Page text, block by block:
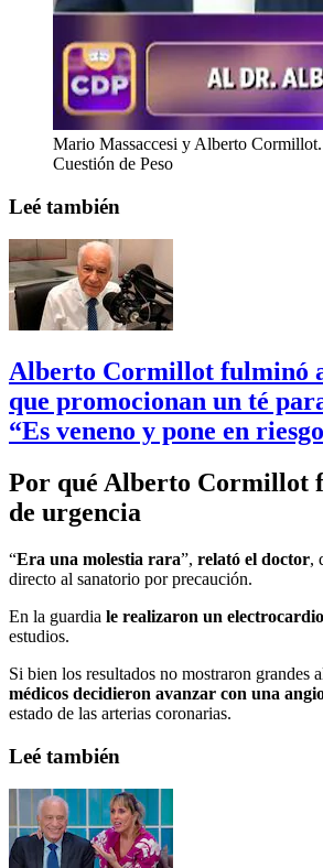
Mario Massaccesi y Alberto
Cuestión de Peso
Leé también
Alberto Cormillot fulminó
que promocionan un té
“Es veneno y pone en
Por qué Alberto Cormillot
de urgencia
“Era una molestia rara”, relató el doctor,
directo al sanatorio por precaución.
En la guardia le realizaron un
estudios.
Si bien los resultados no mostraron grandes
médicos decidieron avanzar con una
estado de las arterias coronarias.
Leé también